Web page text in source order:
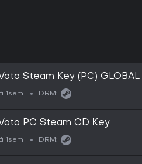
Steam Key (PC) GLOBAL
1sem DRM:
PC Steam CD Key
1sem DRM: